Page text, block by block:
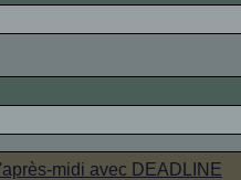
midi avec DEADLINE